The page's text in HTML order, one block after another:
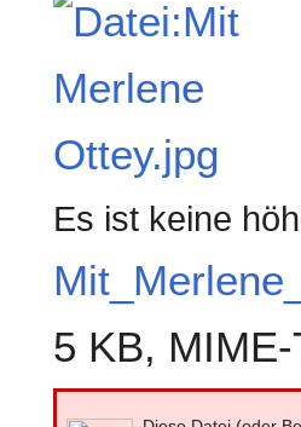
Es ist keine
5 KB, MIME-